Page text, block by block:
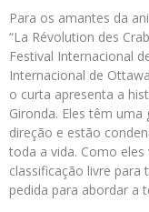
Para os amantes da
“La Révolution des
Festival Internacional
Internacional de
o curta apresenta a
Gironda. Eles têm
direção e estão
toda a vida. Como
classificação livre
pedida para abordar a